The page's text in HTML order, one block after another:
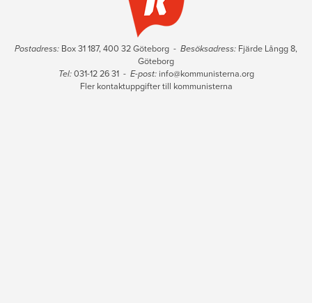
Postadress: Box 31 187, 400 32 Göteborg - Besöksadress: Fjärde Långg 8,
Göteborg
Tel:031-12 26 31 - E-post: info@kommunisterna.org
Fler kontaktuppgifter till kommunisterna